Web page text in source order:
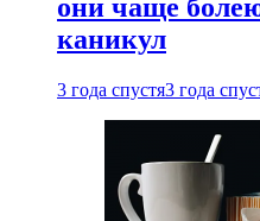
они чаще
каникул
3 года спустя3 года